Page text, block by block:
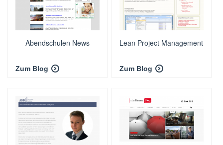
Abendschulen News
Zum Blog
Lean Project Management
Zum Blog